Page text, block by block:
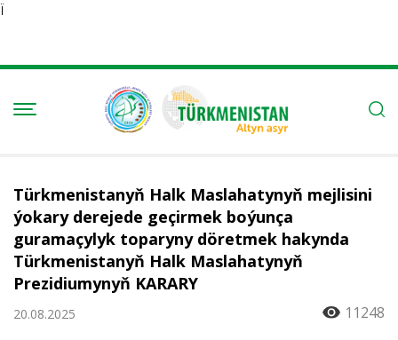
Ï
Türkmenistanyň Halk Maslahatynyň mejlisini
ýokary derejede geçirmek boýunça
guramaçylyk toparyny döretmek hakynda
Türkmenistanyň Halk Maslahatynyň
Prezidiumynyň KARARY
20.08.2025
11248